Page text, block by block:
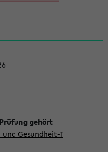
und Gesundheit-T